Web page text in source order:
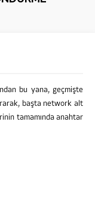
bu yana, geçmişte
başta network alt
tamamında anahtar